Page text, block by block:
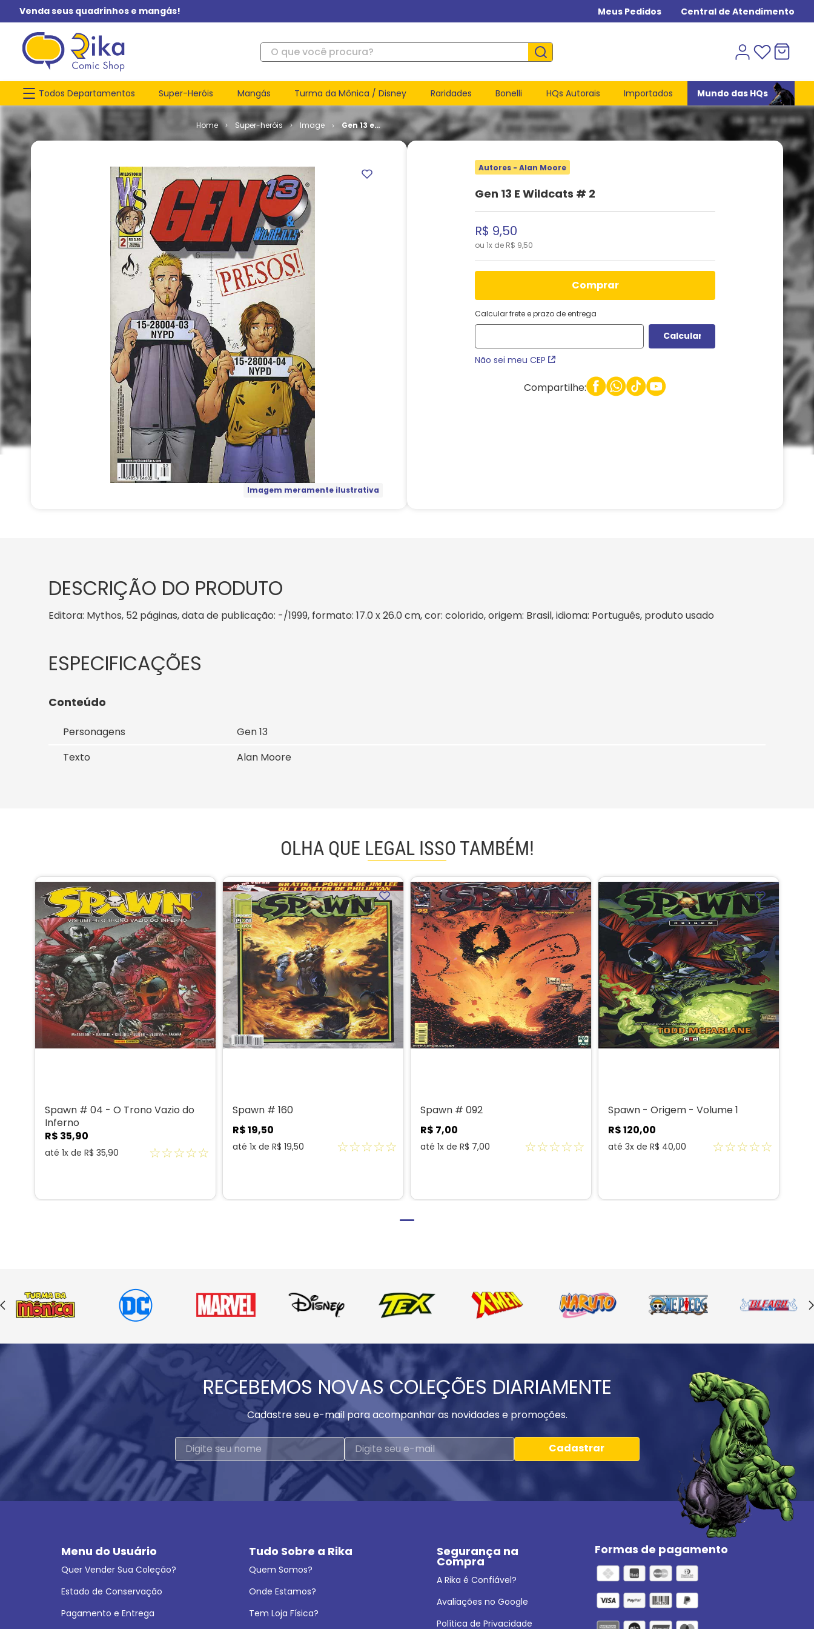
Venda seus quadrinhos e mangás! Meus Pedidos Central de Atendimento
O que você procura?
Todos Departamentos Super-Heróis Mangás Turma da Mônica / Disney Raridades Bonelli HQs Autorais Importados Mundo das HQs
Super-heróis Image
Gen 13 e
Wildcats #
Imagem meramente ilustrativa
Autores - Alan Moore
Gen 13 E Wildcats # 2
R$ 9,50
ou 1x de R$ 9,50
comprar
Calcular frete e prazo de entrega
Não sei meu CEP
Compartilhe:
DESCRIÇÃO DO PRODUTO
Editora: Mythos, 52 páginas, data de publicação: -/1999, formato: 17.0 x 26.0 cm, cor: colorido, origem: Brasil, idioma: Português, produto usado
Conteúdo
Personagens
Gen 13
Texto
Alan Moore
OLHA QUE LEGAL ISSO TAMBÉM!
Spawn # 04 - O Trono Vazio do
Inferno
R$ 35,90
até 1x de R$ 35,90 ☆☆☆☆☆
Spawn # 160
R$19,50
até 1x de R$ 19,50 ☆☆☆☆☆
Spawn # 092
R$ 7,00
até 1x de R$ 7,00 ☆☆☆☆☆
Spawn - Origem - Volume 1
R$120,00
até 3x de R$ 40,00 ☆☆☆☆☆
RECEBEMOS NOVAS COLEÇÕES DIARIAMENTE
Cadastre seu e-mail para acompanhar as novidades e promoções.
Cadastrar
Menu do Usuário
Quer Vender Sua Coleção?
Estado de Conservação
Pagamento e Entrega
Tudo Sobre a Rika
Quem Somos?
Onde Estamos?
Tem Loja Física?
Segurança na
Compra
A Rika é Confiável?
Avaliações no Google
Política de Privacidade
Formas de pagamento